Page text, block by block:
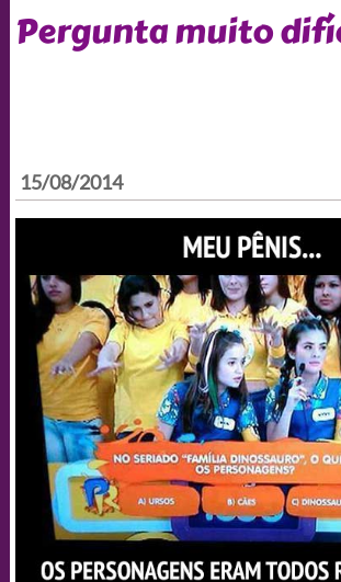
Pergunta muito
15/08/2014